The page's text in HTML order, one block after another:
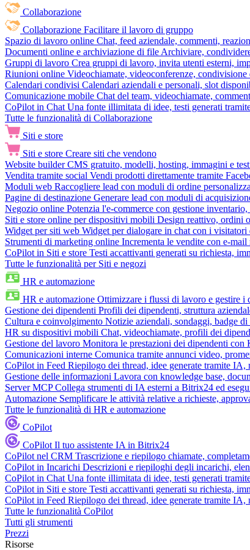
Collaborazione
Collaborazione Facilitare il lavoro di gruppo
Spazio di lavoro online Chat, feed aziendale, commenti,
Documenti online e archiviazione di file Archiviare,
Gruppi di lavoro Crea gruppi di lavoro, invita utenti esterni,
Riunioni online Videochiamate, videoconferenze,
Calendari condivisi Calendari aziendali e personali, slot
Comunicazione mobile Chat del team, videochiamate,
CoPilot in Chat Una fonte illimitata di idee, testi generati
Tutte le funzionalità di Collaborazione
Siti e store
Siti e store Creare siti che vendono
Website builder CMS gratuito, modelli, hosting, immagini e
Vendita tramite social Vendi prodotti direttamente tramite
Moduli web Raccogliere lead con moduli di ordine
Pagine di destinazione Generare lead con moduli di
Negozio online Potenzia l'e-commerce con gestione
Siti e store online per dispositivi mobili Design reattivo, ordini
Widget per siti web Widget per dialogare in chat con i
Strumenti di marketing online Incrementa le vendite con e-
CoPilot in Siti e store Testi accattivanti generati su richiesta,
Tutte le funzionalità per Siti e negozi
HR e automazione
HR e automazione Ottimizzare i flussi di lavoro e gestire i
Gestione dei dipendenti Profili dei dipendenti, struttura
Cultura e coinvolgimento Notizie aziendali, sondaggi, badge
HR su dispositivi mobili Chat, videochiamate, profili dei
Gestione del lavoro Monitora le prestazioni dei dipendenti
Comunicazioni interne Comunica tramite annunci video,
CoPilot in Feed Riepilogo dei thread, idee generate tramite
Gestione delle informazioni Lavora con knowledge base,
Server MCP Collega strumenti di IA esterni a Bitrix24 ed
Automazione Semplificare le attività relative a richieste,
Tutte le funzionalità di HR e automazione
CoPilot
CoPilot Il tuo assistente IA in Bitrix24
CoPilot nel CRM Trascrizione e riepilogo chiamate,
CoPilot in Incarichi Descrizioni e riepiloghi degli incarichi,
CoPilot in Chat Una fonte illimitata di idee, testi generati
CoPilot in Siti e store Testi accattivanti generati su richiesta,
CoPilot in Feed Riepilogo dei thread, idee generate tramite
Tutte le funzionalità CoPilot
Tutti gli strumenti
Prezzi
Risorse